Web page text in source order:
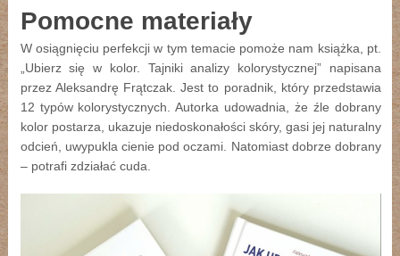
Pomocne materiały
W osiągnięciu perfekcji w tym temacie pomoże nam książka, pt.
„Ubierz się w kolor. Tajniki analizy kolorystycznej” napisana
przez Aleksandrę Frątczak. Jest to poradnik, który przedstawia
12 typów kolorystycznych. Autorka udowadnia, że źle dobrany
kolor postarza, ukazuje niedoskonałości skóry, gasi jej naturalny
odcień, uwypukla cienie pod oczami. Natomiast dobrze dobrany
– potrafi zdziałać cuda.